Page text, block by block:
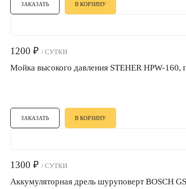
ЗАКАЗАТЬ В КОРЗИНУ
1200 ₽ / СУТКИ
ЗАКАЗАТЬ В КОРЗИНУ
1300 ₽ / СУТКИ